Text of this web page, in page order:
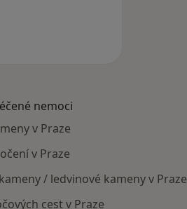
nemoci
v Praze
v Praze
/ ledvinové kameny v Praze
cest v Praze